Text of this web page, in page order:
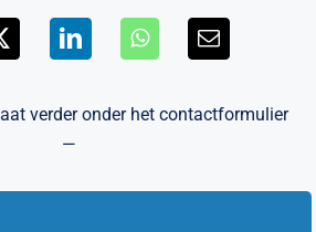
verder onder het contactformulier
—